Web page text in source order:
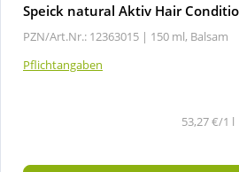
Speick natural Aktiv Hair
PZN/Art.Nr.: 12363015 | 150 ml, Balsam
Pflichtangaben
53,27 €/1